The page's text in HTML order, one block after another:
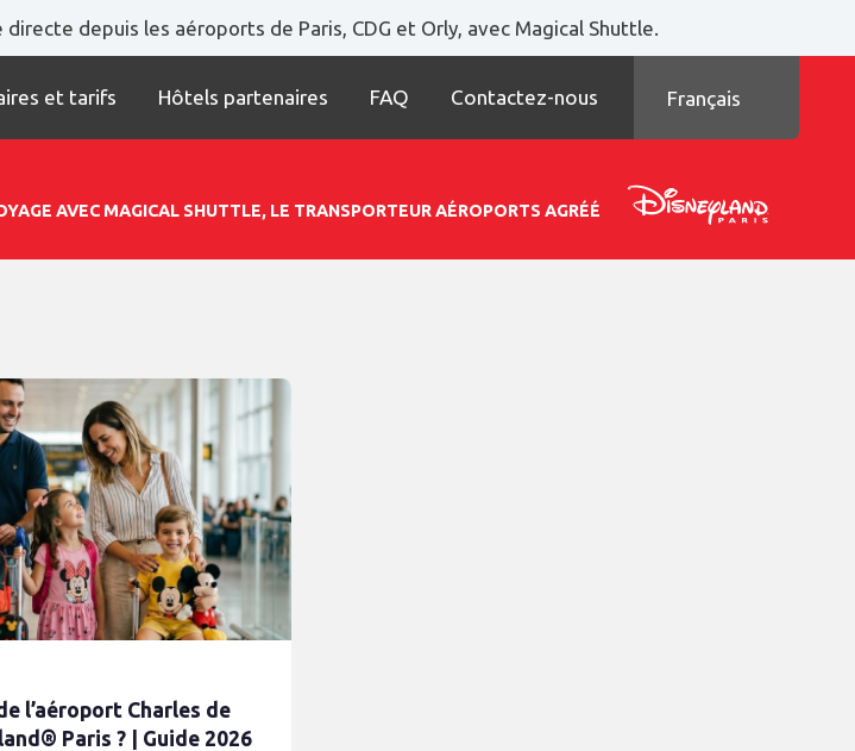
depuis les aéroports de Paris, CDG et Orly, avec Magical Shuttle.
et tarifs Hôtels partenaires FAQ Contactez-nous Français
AVEC MAGICAL SHUTTLE, LE TRANSPORTEUR AÉROPORTS AGRÉÉ
l’aéroport Charles de
Paris ? | Guide 2026